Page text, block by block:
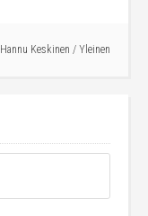
Hannu Keskinen / Yleinen